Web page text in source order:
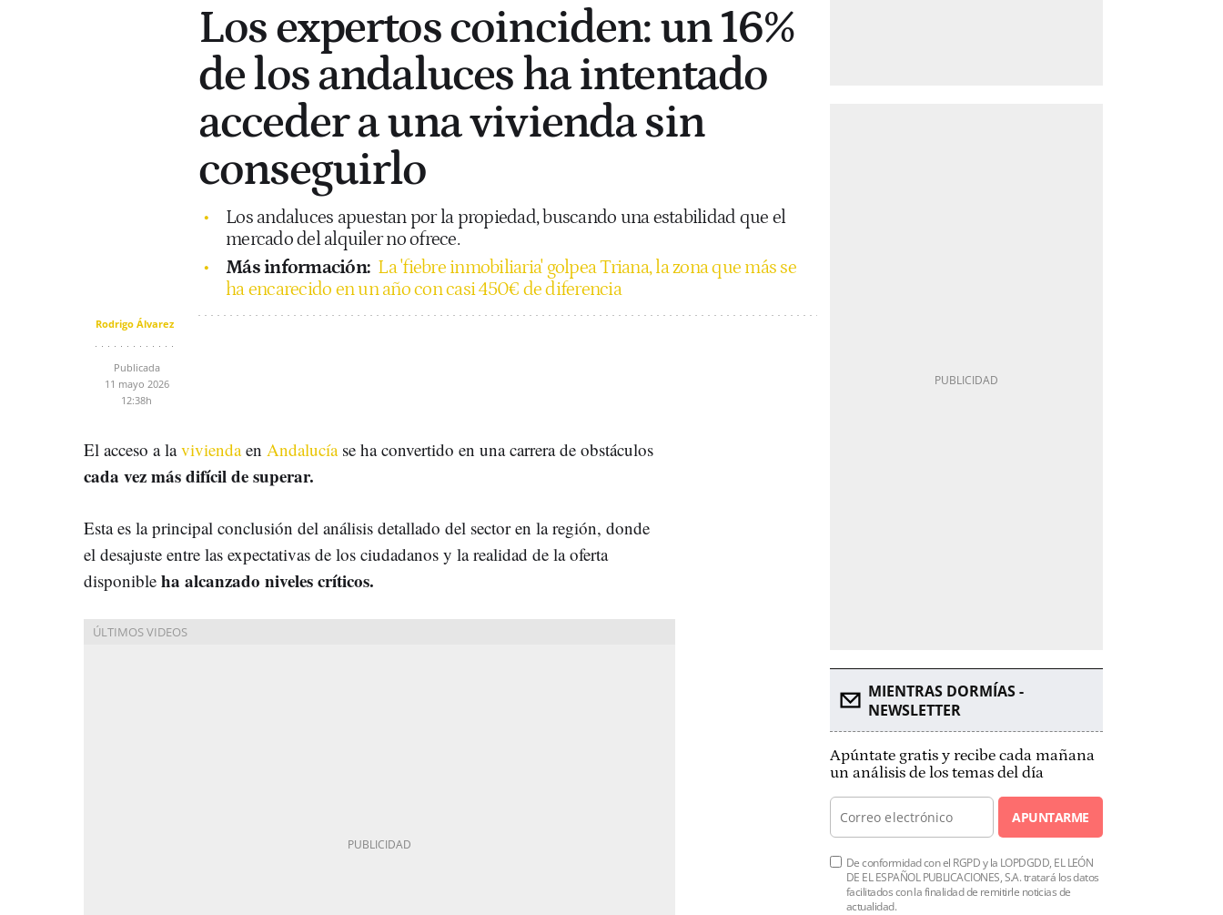
Los expertos coinciden: un 16%
de los andaluces ha intentado
acceder a una vivienda sin
conseguirlo
Los andaluces apuestan por la propiedad, buscando una estabilidad que el
mercado del alquiler no ofrece.
Más información: La 'fiebre inmobiliaria' golpea Triana, la zona que más se
ha encarecido en un año con casi 450€ de diferencia
Rodrigo Álvarez
Publicada
11 mayo 2026
12:38h
El acceso a laviviendaen Andalucíase ha convertido en una carrera de obstáculos
cada vez más difícil de superar.
Esta es la principal conclusión del análisis detallado del sector en la región, donde
el desajuste entre las expectativas de los ciudadanos y la realidad de la oferta
disponible ha alcanzado niveles críticos.
MIENTRAS DORMÍAS -
NEWSLETTER
Apúntate gratis y recibe cada mañana
un análisis de los temas del día
APUNTARME
De conformidad con el RGPD y la LOPDGDD, EL LEÓN
DE EL ESPAÑOL PUBLICACIONES, S.A. tratará los datos
facilitados con la finalidad de remitirle noticias de
actualidad.